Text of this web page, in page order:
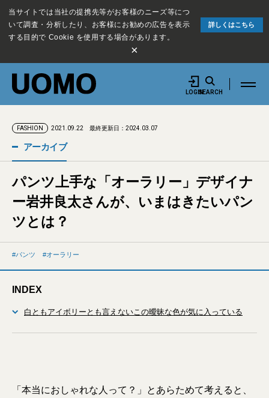
当サイトでは当社の提携先等がお客様のニーズ等につ
いて調査・分析したり、お客様にお勧めの広告を表示
する目的で Cookie を使用する場合があります。
詳しくはこちら
×
LOGINSEARCH
FASHION 2021.09.22 最終更新日：2024.03.07
アーカイブ
パンツ上手な「オーラリー」デザイナ
ー岩井良太さんが、いまはきたいパン
ツとは？
パンツ オーラリー
INDEX
白ともアイボリーとも言えないこの曖昧な色が気に入っている
「本当におしゃれな人って？」とあらためて考えると、